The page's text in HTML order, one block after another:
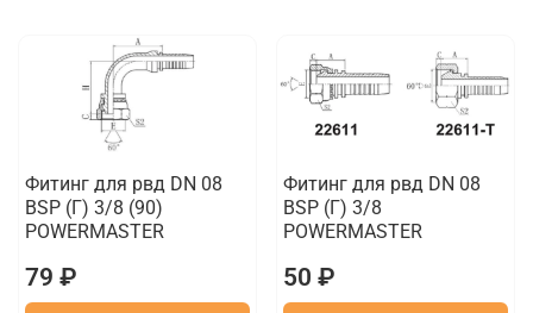
Фитинг для рвд DN 08
BSP (Г) 3/8 (90)
POWERMASTER
79 ₽
Фитинг для рвд DN 08
BSP (Г) 3/8
POWERMASTER
50 ₽